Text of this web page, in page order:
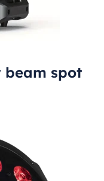
beam spot